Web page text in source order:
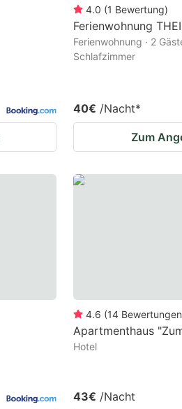
4.0 (1 Bewertung)
Ferienwohnung
Ferienwohnung · 2
Schlafzimmer
40€ /Nacht*
Zum
4.6 (14 Bewertungen
Apartmenthaus
Hotel
43€ /Nacht